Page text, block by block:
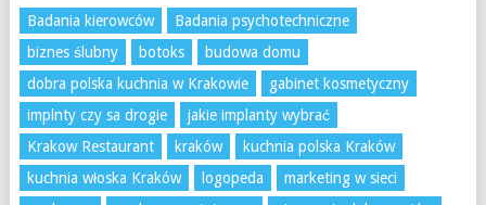
Badania kierowców
Badania psychotechniczne
biznes ślubny
botoks
budowa domu
dobra polska kuchnia w Krakowie
gabinet kosmetyczny
implnty czy sa drogie
jakie implanty wybrać
Krakow Restaurant
kraków
kuchnia polska Kraków
kuchnia włoska Kraków
logopeda
marketing w sieci